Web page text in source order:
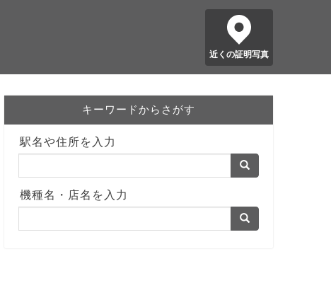
近くの証明写真
キーワードからさがす
駅名や住所を入力
機種名・店名を入力